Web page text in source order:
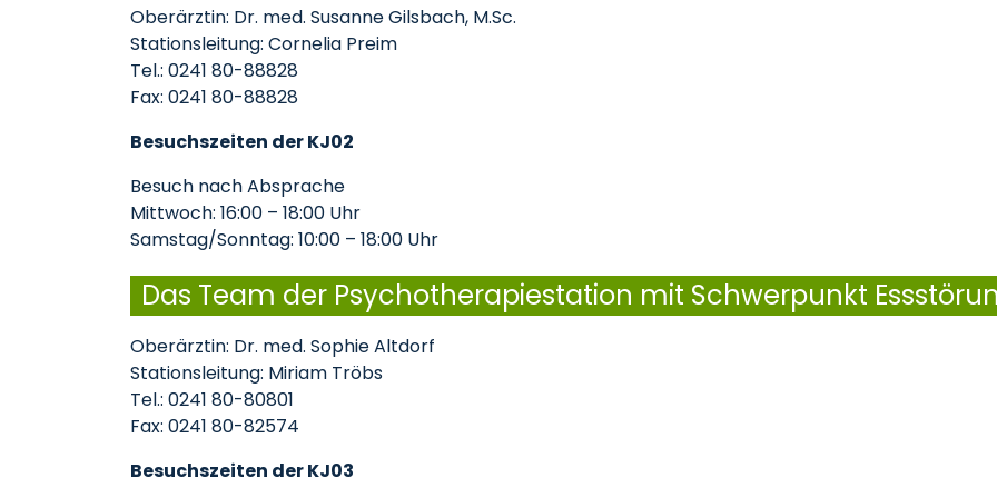
Oberärztin: Dr. med. Susanne Gilsbach, M.Sc.
Stationsleitung: Cornelia Preim
Tel.: 0241 80-88828
Fax: 0241 80-88828
Besuchszeiten der KJ02
Besuch nach Absprache
Mittwoch: 16:00 – 18:00 Uhr
Samstag/Sonntag: 10:00 – 18:00 Uhr
Das Team der Psychotherapiestation mit Schwerpunkt
Oberärztin: Dr. med. Sophie Altdorf
Stationsleitung: Miriam Tröbs
Tel.: 0241 80-80801
Fax: 0241 80-82574
Besuchszeiten der KJ03